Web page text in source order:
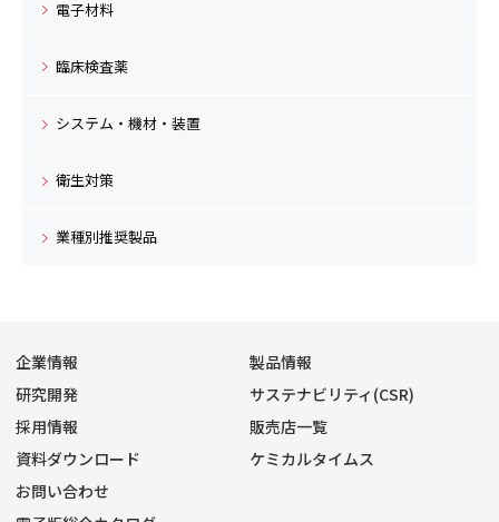
電子材料
臨床検査薬
システム・機材・装置
衛生対策
業種別推奨製品
企業情報
製品情報
研究開発
サステナビリティ(CSR)
採用情報
販売店一覧
資料ダウンロード
ケミカルタイムス
お問い合わせ